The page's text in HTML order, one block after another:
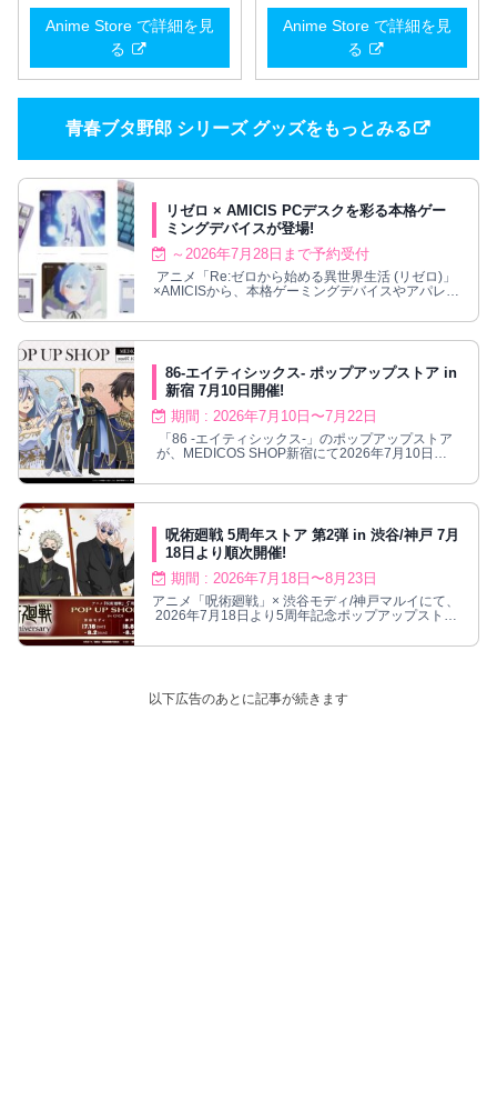
Anime Store で詳細を見
る
Anime Store で詳細を見
る
青春ブタ野郎 シリーズ グッズをもっとみる
リゼロ × AMICIS PCデスクを彩る本格ゲー
ミングデバイスが登場!
～2026年7月28日まで予約受付
アニメ「Re:ゼロから始める異世界生活 (リゼロ)」
×AMICISから、本格ゲーミングデバイスやアパレル
86-エイティシックス- ポップアップストア in
新宿 7月10日開催!
期間 : 2026年7月10日〜7月22日
「86 -エイティシックス-」のポップアップストア
が、MEDICOS SHOP新宿にて2026年7月10日〜7
呪術廻戦 5周年ストア 第2弾 in 渋谷/神戸 7月
18日より順次開催!
期間 : 2026年7月18日〜8月23日
アニメ「呪術廻戦」× 渋谷モディ/神戸マルイにて、
2026年7月18日より5周年記念ポップアップストア
以下広告のあとに記事が続きます